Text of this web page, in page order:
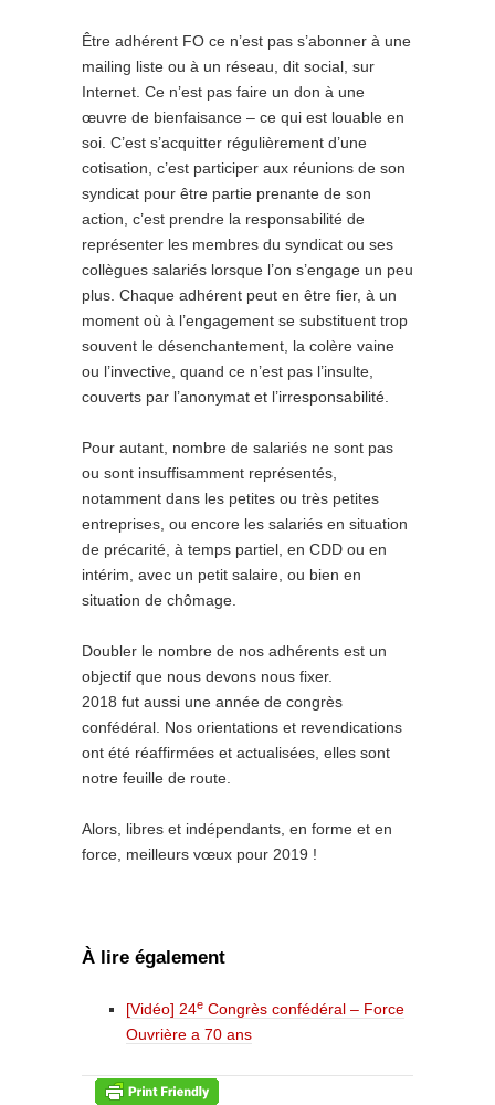
Être adhérent FO ce n’est pas s’abonner à une
mailing liste ou à un réseau, dit social, sur
Internet. Ce n’est pas faire un don à une
œuvre de bienfaisance – ce qui est louable en
soi. C’est s’acquitter régulièrement d’une
cotisation, c’est participer aux réunions de son
syndicat pour être partie prenante de son
action, c’est prendre la responsabilité de
représenter les membres du syndicat ou ses
collègues salariés lorsque l’on s’engage un peu
plus. Chaque adhérent peut en être fier, à un
moment où à l’engagement se substituent trop
souvent le désenchantement, la colère vaine
ou l’invective, quand ce n’est pas l’insulte,
couverts par l’anonymat et l’irresponsabilité.
Pour autant, nombre de salariés ne sont pas
ou sont insuffisamment représentés,
notamment dans les petites ou très petites
entreprises, ou encore les salariés en situation
de précarité, à temps partiel, en CDD ou en
intérim, avec un petit salaire, ou bien en
situation de chômage.
Doubler le nombre de nos adhérents est un
objectif que nous devons nous fixer.
2018 fut aussi une année de congrès
confédéral. Nos orientations et revendications
ont été réaffirmées et actualisées, elles sont
notre feuille de route.
Alors, libres et indépendants, en forme et en
force, meilleurs vœux pour 2019 !
À lire également
[Vidéo] 24e Congrès confédéral – Force
Ouvrière a 70 ans